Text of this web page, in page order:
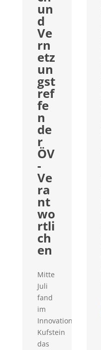
un
d
Ve
rn
etz
un
gst
ref
fe
n
de
r
ÖV
-
Ve
ra
nt
wo
rtli
ch
en
Mitte
Juli
fand
im
Innovationsraum
Kufstein
das